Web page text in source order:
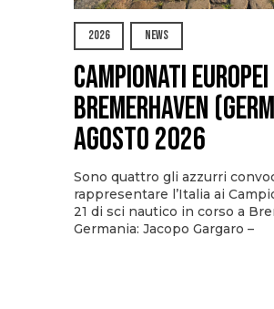
2026 NEWS
Campionati
Bremerhaven
agosto 2026
Sono quattro gli azzurri
rappresentare l’Italia ai
21 di sci nautico in corso a
Germania: Jacopo Gargaro –